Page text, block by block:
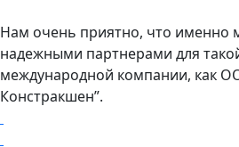
Нам очень приятно, что именно
надежными партнерами для
международной компании, как
Констракшен”.